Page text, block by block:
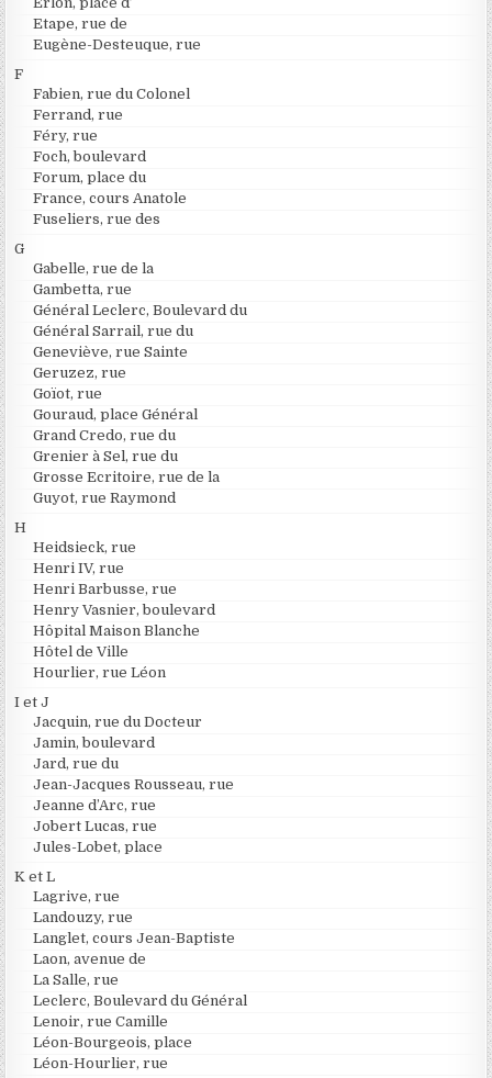
Etape, rue de
Eugène-Desteuque, rue
F
Fabien, rue du Colonel
Ferrand, rue
Féry, rue
Foch, boulevard
Forum, place du
France, cours Anatole
Fuseliers, rue des
G
Gabelle, rue de la
Gambetta, rue
Général Leclerc, Boulevard du
Général Sarrail, rue du
Geneviève, rue Sainte
Geruzez, rue
Goïot, rue
Gouraud, place Général
Grand Credo, rue du
Grenier à Sel, rue du
Grosse Ecritoire, rue de la
Guyot, rue Raymond
H
Heidsieck, rue
Henri IV, rue
Henri Barbusse, rue
Henry Vasnier, boulevard
Hôpital Maison Blanche
Hôtel de Ville
Hourlier, rue Léon
I et J
Jacquin, rue du Docteur
Jamin, boulevard
Jard, rue du
Jean-Jacques Rousseau, rue
Jeanne d’Arc, rue
Jobert Lucas, rue
Jules-Lobet, place
K et L
Lagrive, rue
Landouzy, rue
Langlet, cours Jean-Baptiste
Laon, avenue de
La Salle, rue
Leclerc, Boulevard du Général
Lenoir, rue Camille
Léon-Bourgeois, place
Léon-Hourlier, rue